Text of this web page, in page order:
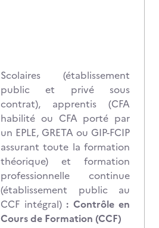
Scolaires (établissement
public et privé sous
contrat), apprentis (CFA
habilité ou CFA porté par
un EPLE, GRETA ou GIP-FCIP
assurant toute la formation
théorique) et formation
professionnelle continue
(établissement public au
CCF intégral): Contrôle en
Cours de Formation (CCF)